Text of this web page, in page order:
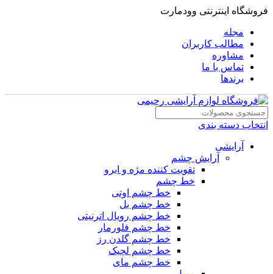
فروشگاه اینترنتی وودمارت
مجله
مطالب کاربران
مشاوره
تماس با ما
برندها
انتخاب دسته بندی
آرایشی
آرایش چشم
تقویت کننده مژه و ابرو
خط چشم
خط چشم اوتی
خط چشم بل
خط چشم رویال اترنیتی
خط چشم فلورمار
خط چشم گلدن رز
خط چشم لچیک
خط چشم مای